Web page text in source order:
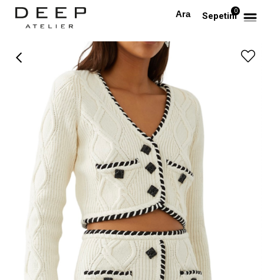
Sepetim0
Anasayfa Biyeli Tasarım Triko Etek